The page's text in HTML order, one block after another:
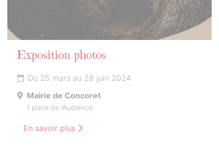
Exposition photos
Du 25 mars au 28 juin 2024
Mairie de Concoret
1 place de l’Audience
En savoir plus